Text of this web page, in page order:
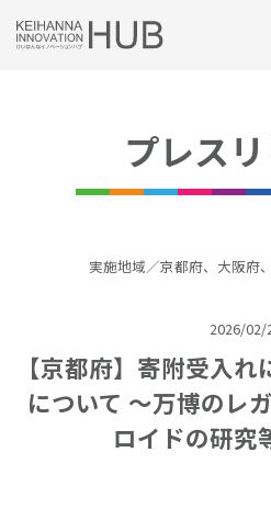
Skip
to
プレス
実施地域／京都府、大阪府
2026/02/
【京都府】寄附受入
について ～万博のレ
ロイドの研究